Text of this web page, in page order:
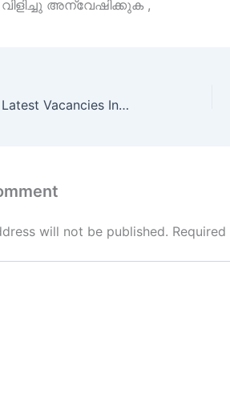
അന്വേഷിക്കുക ,
Dubai Metro Jobs Latest Vacancies In UAE Good Salary
will not be published.